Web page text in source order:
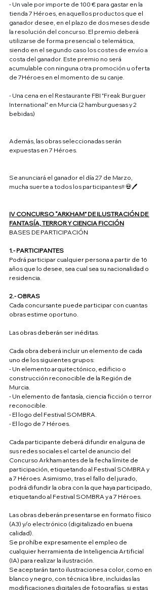
- Un vale por importe de 100 € para gastar en la
tienda 7 Héroes, en aquellos productos que el
ganador desee, en el plazo de dos meses desde
la resolución del concurso. El premio deberá
utilizarse de forma presencial o telemática,
siendo en el segundo caso los costes de envío a
costa del ganador. Este premio no será
acumulable con ninguna otra promoción u oferta
de 7Héroes en el momento de su canje.
- Una cena en el Restaurante FBI "Freak Burguer
International" en Murcia (2 hamburguesas y 2
bebidas)
Además, las obras seleccionadas serán
expuestas en 7 Héroes.
Se anunciará el ganador el día 27 de Marzo,
mucha suerte a todos los participantes!! 💀🖊️
IV CONCURSO “ARKHAM” DE ILUSTRACIÓN DE
FANTASÍA, TERROR Y CIENCIA FICCIÓN
BASES DE PARTICIPACIÓN
1.-­ PARTICIPANTES
Podrá participar cualquier persona a partir de 16
años que lo desee, sea cual sea su nacionalidad o
residencia.
2.-­ OBRAS
Cada concursante puede participar con cuantas
obras estime oportuno.
Las obras deberán ser inéditas.
Cada obra deberá incluir un elemento de cada
uno de los siguientes grupos:
- Un elemento arquitectónico, edificio o
construcción reconocible de la Región de
Murcia.
- Un elemento de fantasía, ciencia ficción o terror
reconocible.
- El logo del Festival SOMBRA.
- El logo de 7 Héroes.
Cada participante deberá difundir en alguna de
sus redes sociales el cartel de anuncio del
Concurso Arkham antes de la fecha límite de
participación, etiquetando al Festival SOMBRA y
a 7 Héroes. Asimismo, tras el fallo del jurado,
podrá difundir la obra con la que haya participado,
etiquetando al Festival SOMBRA y a 7 Héroes.
Las obras deberán presentarse en formato físico
(A3) y/o electrónico (digitalizado en buena
calidad).
Se prohíbe expresamente el empleo de
cualquier herramienta de Inteligencia Artificial
(IA) para realizar la ilustración.
Se aceptarán tanto ilustraciones a color, como en
blanco y negro, con técnica libre, incluidas las
modificaciones digitales de fotografías, si estas